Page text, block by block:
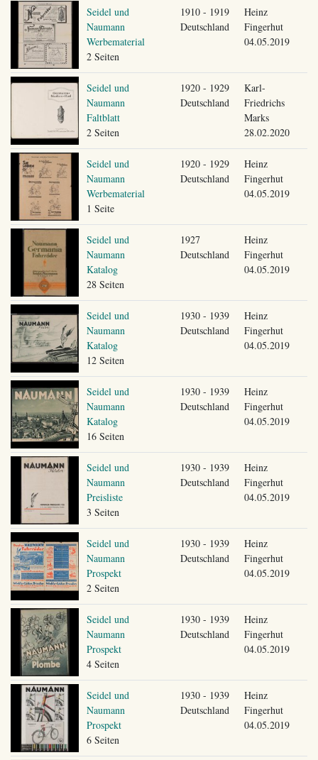
Seidel und
Naumann
Werbematerial
2 Seiten
1910 - 1919
Deutschland
Heinz
Fingerhut
04.05.2019
Seidel und
Naumann
Faltblatt
2 Seiten
1920 - 1929
Deutschland
Karl-
Friedrichs
Marks
28.02.2020
Seidel und
Naumann
Werbematerial
1 Seite
1920 - 1929
Deutschland
Heinz
Fingerhut
04.05.2019
Seidel und
Naumann
Katalog
28 Seiten
1927
Deutschland
Heinz
Fingerhut
04.05.2019
Seidel und
Naumann
Katalog
12 Seiten
1930 - 1939
Deutschland
Heinz
Fingerhut
04.05.2019
Seidel und
Naumann
Katalog
16 Seiten
1930 - 1939
Deutschland
Heinz
Fingerhut
04.05.2019
Seidel und
Naumann
Preisliste
3 Seiten
1930 - 1939
Deutschland
Heinz
Fingerhut
04.05.2019
Seidel und
Naumann
Prospekt
2 Seiten
1930 - 1939
Deutschland
Heinz
Fingerhut
04.05.2019
Seidel und
Naumann
Prospekt
4 Seiten
1930 - 1939
Deutschland
Heinz
Fingerhut
04.05.2019
Seidel und
Naumann
Prospekt
6 Seiten
1930 - 1939
Deutschland
Heinz
Fingerhut
04.05.2019